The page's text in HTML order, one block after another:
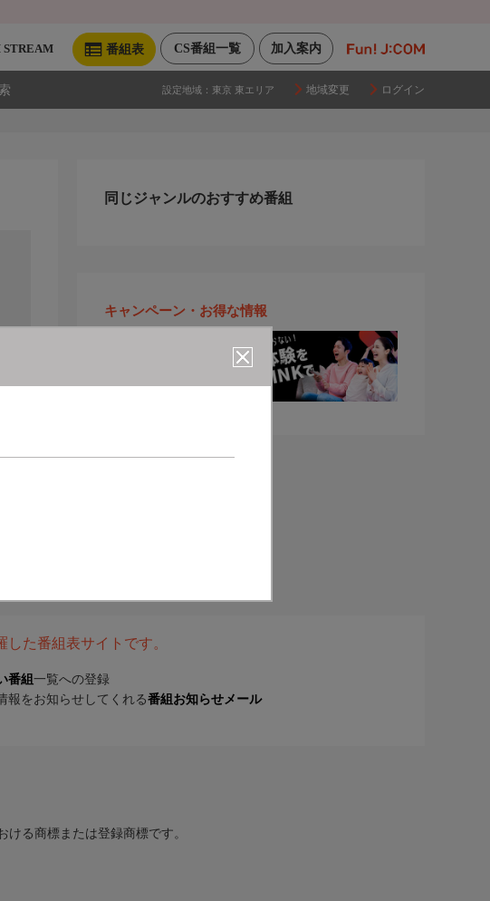
加入案内
CS番組一覧
番組表
STREAM
設定地域： 東京 東エリア 地域変更 ログイン
同じジャンルのおすすめ番組
キャンペーン・お得な情報
た番組表サイトです。
番組 一覧への登録
報をお知らせしてくれる番組お知らせメール
る商標または登録商標です。